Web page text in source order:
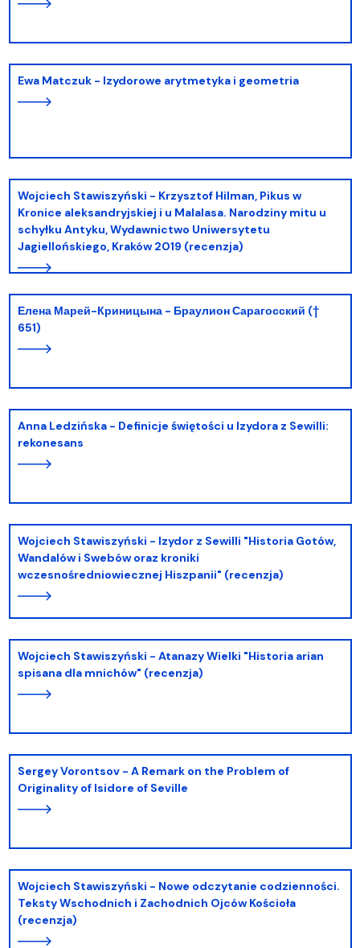
Ewa Matczuk - Izydorowe arytmetyka i geometria
Wojciech Stawiszyński - Krzysztof Hilman, Pikus w
Kronice aleksandryjskiej i u Malalasa. Narodziny mitu u
schyłku Antyku, Wydawnictwo Uniwersytetu
Jagiellońskiego, Kraków 2019 (recenzja)
Елена Марей-Криницына - Браулион Сарагосский (†
651)
Anna Ledzińska - Definicje świętości u Izydora z Sewilli:
rekonesans
Wojciech Stawiszyński - Izydor z Sewilli "Historia Gotów,
Wandalów i Swebów oraz kroniki
wczesnośredniowiecznej Hiszpanii" (recenzja)
Wojciech Stawiszyński - Atanazy Wielki "Historia arian
spisana dla mnichów" (recenzja)
Sergey Vorontsov - A Remark on the Problem of
Originality of Isidore of Seville
Wojciech Stawiszyński - Nowe odczytanie codzienności.
Teksty Wschodnich i Zachodnich Ojców Kościoła
(recenzja)